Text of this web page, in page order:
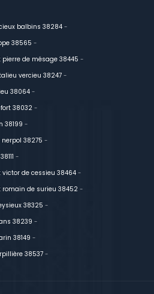
balbins 38284 -
38565 -
de mésage 38445 -
vercieu 38247 -
38064 -
38032 -
38199 -
38275 -
-
de cessieu 38464 -
de surieu 38452 -
38325 -
38239 -
38149 -
38537 -